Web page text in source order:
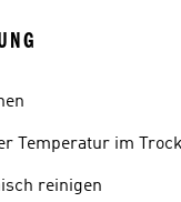
Temperatur im
reinigen